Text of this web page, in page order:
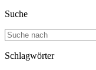
Suche
Schlagwörter